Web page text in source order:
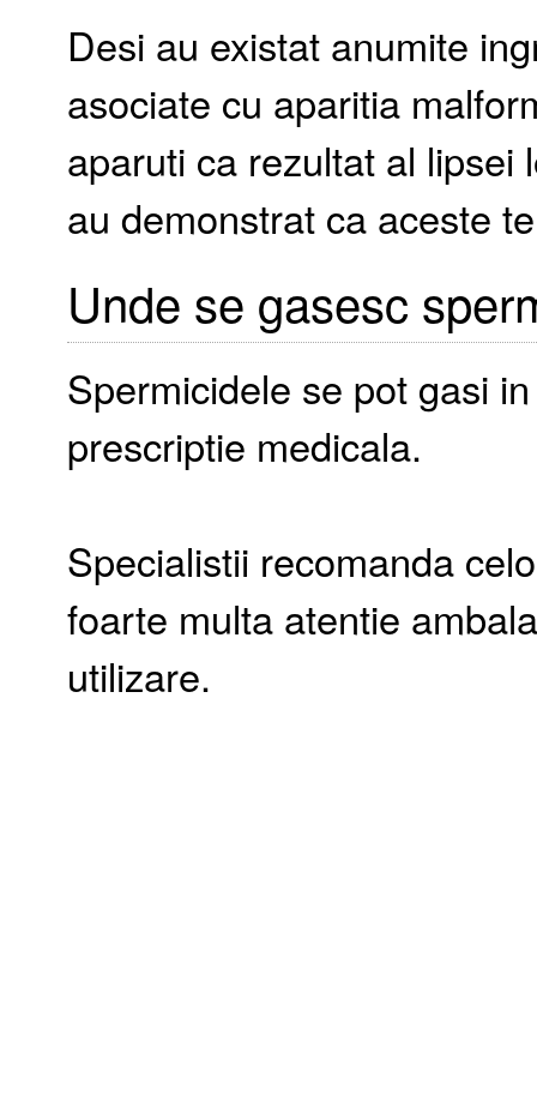
Desi au existat anumite
asociate cu aparitia
aparuti ca rezultat al lipsei
au demonstrat ca aceste
Unde se gasesc
Spermicidele se pot gasi
prescriptie medicala.
Specialistii recomanda
foarte multa atentie
utilizare.